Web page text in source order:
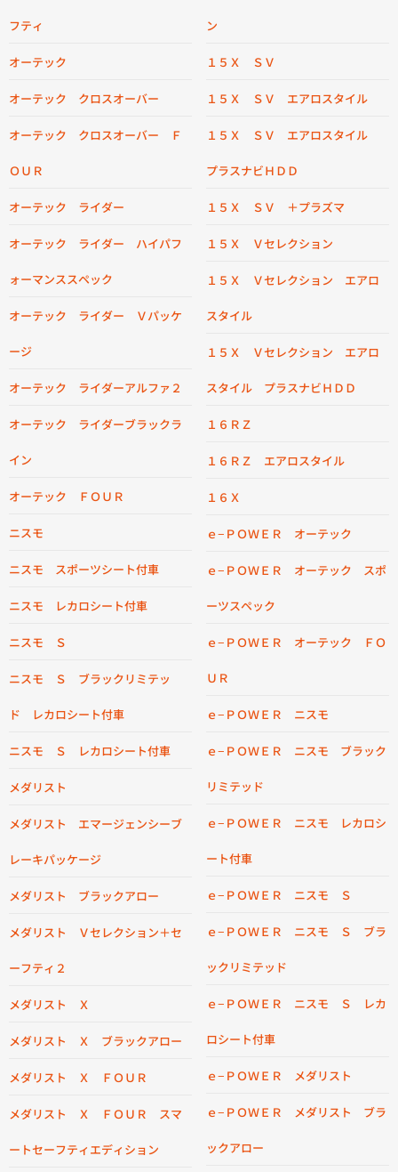
フティ
オーテック
オーテック クロスオーバー
オーテック クロスオーバー Ｆ
ＯＵＲ
オーテック ライダー
オーテック ライダー ハイパフ
ォーマンススペック
オーテック ライダー Ｖパッケ
ージ
オーテック ライダーアルファ２
オーテック ライダーブラックラ
イン
オーテック ＦＯＵＲ
ニスモ
ニスモ スポーツシート付車
ニスモ レカロシート付車
ニスモ Ｓ
ニスモ Ｓ ブラックリミテッ
ド レカロシート付車
ニスモ Ｓ レカロシート付車
メダリスト
メダリスト エマージェンシーブ
レーキパッケージ
メダリスト ブラックアロー
メダリスト Ｖセレクション＋セ
ーフティ２
メダリスト Ｘ
メダリスト Ｘ ブラックアロー
メダリスト Ｘ ＦＯＵＲ
メダリスト Ｘ ＦＯＵＲ スマ
ートセーフティエディション
ン
１５Ｘ ＳＶ
１５Ｘ ＳＶ エアロスタイル
１５Ｘ ＳＶ エアロスタイル
プラスナビＨＤＤ
１５Ｘ ＳＶ ＋プラズマ
１５Ｘ Ｖセレクション
１５Ｘ Ｖセレクション エアロ
スタイル
１５Ｘ Ｖセレクション エアロ
スタイル プラスナビＨＤＤ
１６ＲＺ
１６ＲＺ エアロスタイル
１６Ｘ
ｅ−ＰＯＷＥＲ オーテック
ｅ−ＰＯＷＥＲ オーテック スポ
ーツスペック
ｅ−ＰＯＷＥＲ オーテック ＦＯ
ＵＲ
ｅ−ＰＯＷＥＲ ニスモ
ｅ−ＰＯＷＥＲ ニスモ ブラック
リミテッド
ｅ−ＰＯＷＥＲ ニスモ レカロシ
ート付車
ｅ−ＰＯＷＥＲ ニスモ Ｓ
ｅ−ＰＯＷＥＲ ニスモ Ｓ ブラ
ックリミテッド
ｅ−ＰＯＷＥＲ ニスモ Ｓ レカ
ロシート付車
ｅ−ＰＯＷＥＲ メダリスト
ｅ−ＰＯＷＥＲ メダリスト ブラ
ックアロー